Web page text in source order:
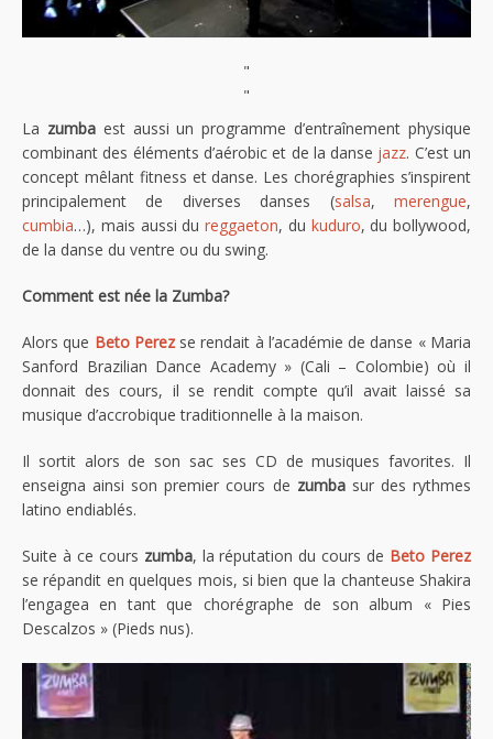
"
"
La zumbaest aussi un programme d’entraînement physique
combinant des éléments d’aérobic et de la danse jazz. C’est un
concept mêlant fitness et danse. Les chorégraphies s’inspirent
principalement de diverses danses (salsa,merengue,
cumbia…), mais aussi du reggaeton, du kuduro, du bollywood,
de la danse du ventre ou du swing.
Comment est née la Zumba?
Alors que Beto Perezse rendait à l’académie de danse « Maria
Sanford Brazilian Dance Academy » (Cali – Colombie) où il
donnait des cours, il se rendit compte qu’il avait laissé sa
musique d’accrobique traditionnelle à la maison.
Il sortit alors de son sac ses CD de musiques favorites. Il
enseigna ainsi son premier cours de zumbasur des rythmes
latino endiablés.
Suite à ce cours zumba, la réputation du cours de Beto Perez
se répandit en quelques mois, si bien que la chanteuse Shakira
l’engagea en tant que chorégraphe de son album « Pies
Descalzos » (Pieds nus).